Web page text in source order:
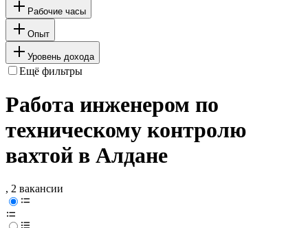
Рабочие часы
Опыт
Уровень дохода
Ещё фильтры
Работа инженером по
техническому контролю
вахтой в Алдане
, 2 вакансии